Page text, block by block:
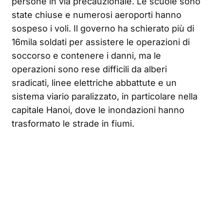
state chiuse e numerosi aeroporti hanno
sospeso i voli. Il governo ha schierato più di
16mila soldati per assistere le operazioni di
soccorso e contenere i danni, ma le
operazioni sono rese difficili da alberi
sradicati, linee elettriche abbattute e un
sistema viario paralizzato, in particolare nella
capitale Hanoi, dove le inondazioni hanno
trasformato le strade in fiumi.